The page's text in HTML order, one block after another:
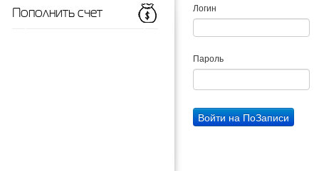
Логин
Пароль
Пополнить счет